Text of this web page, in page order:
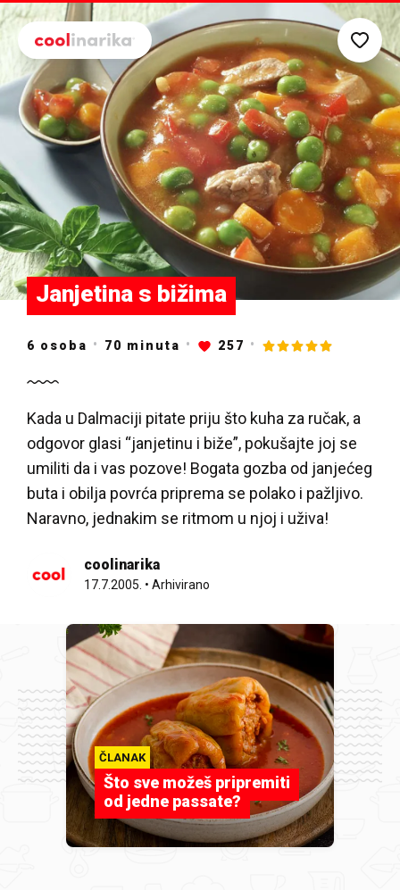
Preskoči na glavni sadržaj
Janjetina s bižima
6 osoba 70 minuta 257
Kada u Dalmaciji pitate priju što kuha za ručak, a
odgovor glasi “janjetinu i biže”, pokušajte joj se
umiliti da i vas pozove! Bogata gozba od janjećeg
buta i obilja povrća priprema se polako i pažljivo.
Naravno, jednakim se ritmom u njoj i uživa!
coolinarika
17.7.2005. • Arhivirano
ČLANAK
Što sve možeš pripremiti
od jedne passate?